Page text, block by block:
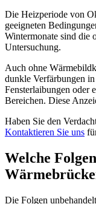
Die Heizperiode von
geeigneten
Wintermonate sind die
Untersuchung.
Auch ohne
dunkle Verfärbungen
Fensterlaibungen oder
Bereichen. Diese
Haben Sie den
Kontaktieren Sie uns
Welche
Die Folgen